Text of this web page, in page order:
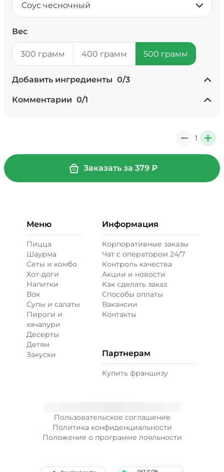
Соус чесночный
Вес
300 грамм 400 грамм 500 грамм
Добавить ингредиенты 0/3
+ Ананасы консервированные
(20 г)
+ Картофель фри (20 г)/ 20
+ Кетчуп (10 г)/10 г
19 ₽
+ Лук карамелизированный (10
29 ₽
+ Лук красный (10 г)/10 г
+ Морковь по-корейски (10 г)/
Комментарии 0/1
1 +
Заказать за 379₽
Пользовательское соглашение
Политика конфиденциальности
Положение о программе лояльности
Меню
Пицца
Шаурма
Сеты и комбо
Хот-доги
Напитки
Вок
Супы и салаты
Пироги и
хачапури
Десерты
Детям
Закуски
Информация
Корпоративные заказы
Чат с оператором 24/7
Контроль качества
Акции и новости
Как сделать заказ
Способы оплаты
Вакансии
Контакты
Партнерам
Купить франшизу